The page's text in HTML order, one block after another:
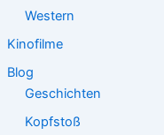
Western
Kinofilme
Blog
Geschichten
Kopfstoß